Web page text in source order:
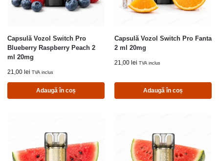
Capsulă Vozol Switch Pro
Blueberry Raspberry Peach 2
ml 20mg
21,00 lei TVA inclus
Adaugă în coș
Capsulă Vozol Switch Pro Fanta
2 ml 20mg
21,00 lei TVA inclus
Adaugă în coș